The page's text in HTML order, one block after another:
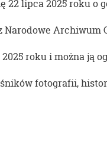
lipca 2025 roku o
Narodowe
roku i można
fotografii,